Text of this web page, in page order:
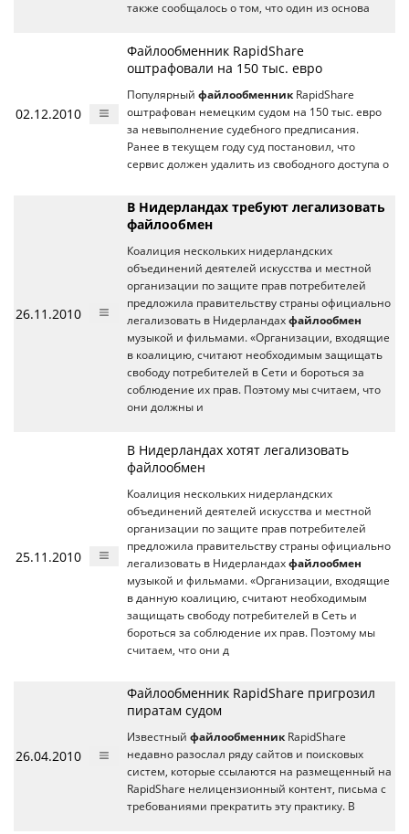
также сообщалось о том, что один из основа
02.12.2010
Файлообменник RapidShare
оштрафовали на 150 тыс. евро
Популярный файлообменник RapidShare
оштрафован немецким судом на 150 тыс. евро
за невыполнение судебного предписания.
Ранее в текущем году суд постановил, что
сервис должен удалить из свободного доступа о
26.11.2010
В Нидерландах требуют легализовать
файлообмен
Коалиция нескольких нидерландских
объединений деятелей искусства и местной
организации по защите прав потребителей
предложила правительству страны официально
легализовать в Нидерландах файлообмен
музыкой и фильмами. «Организации, входящие
в коалицию, считают необходимым защищать
свободу потребителей в Сети и бороться за
соблюдение их прав. Поэтому мы считаем, что
они должны и
25.11.2010
В Нидерландах хотят легализовать
файлообмен
Коалиция нескольких нидерландских
объединений деятелей искусства и местной
организации по защите прав потребителей
предложила правительству страны официально
легализовать в Нидерландах файлообмен
музыкой и фильмами. «Организации, входящие
в данную коалицию, считают необходимым
защищать свободу потребителей в Сеть и
бороться за соблюдение их прав. Поэтому мы
считаем, что они д
26.04.2010
Файлообменник RapidShare пригрозил
пиратам судом
Известный файлообменник RapidShare
недавно разослал ряду сайтов и поисковых
систем, которые ссылаются на размещенный на
RapidShare нелицензионный контент, письма с
требованиями прекратить эту практику. В